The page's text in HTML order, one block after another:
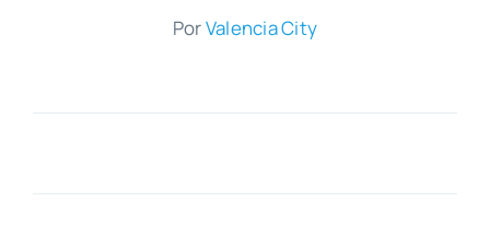
PorValen­cia City